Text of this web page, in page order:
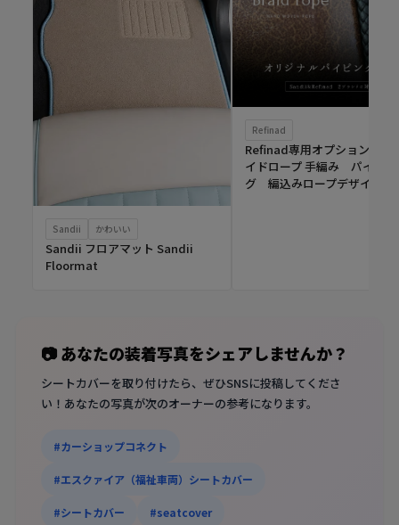
Sandii かわいい
Sandii フロアマット Sandii
Floormat
Refinad
Refinad専用オプション ブ
イドロープ 手編み パイピン
グ 編込みロープデザイン
📷 あなたの装着写真をシェアしませんか？
シートカバーを取り付けたら、ぜひSNSに投稿してくださ
い！あなたの写真が次のオーナーの参考になります。
#カーショップコネクト
#エスクァイア（福祉車両）シートカバー
#シートカバー #seatcover